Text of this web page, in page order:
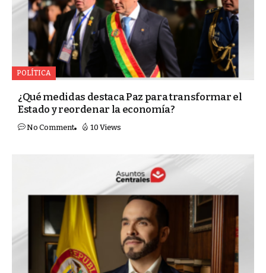
POLÍTICA
¿Qué medidas destaca Paz para transformar el
Estado y reordenar la economía?
No Comment 10 Views